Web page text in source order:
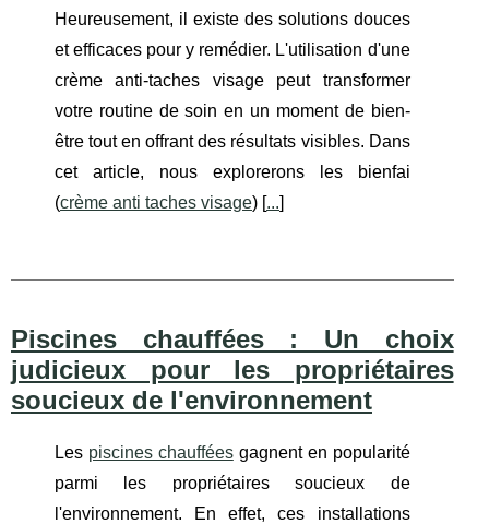
Heureusement, il existe des solutions douces
et efficaces pour y remédier. L'utilisation d'une
crème anti-taches visage peut transformer
votre routine de soin en un moment de bien-
être tout en offrant des résultats visibles. Dans
cet article, nous explorerons les bienfai
(crème anti taches visage) [...]
Piscines chauffées : Un choix
judicieux pour les propriétaires
soucieux de l'environnement
Les piscines chaufféesgagnent en popularité
parmi les propriétaires soucieux de
l'environnement. En effet, ces installations